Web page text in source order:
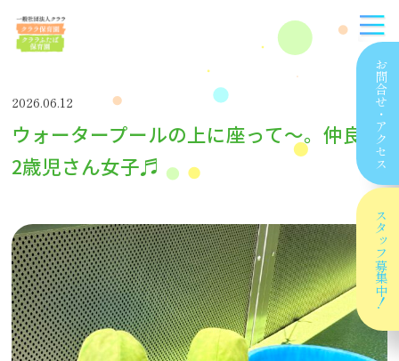
お問合せ
・
アクセス
スタッフ
募集中！
2026.06.12
ウォータープールの上に座って～。仲良し
2歳児さん女子♬